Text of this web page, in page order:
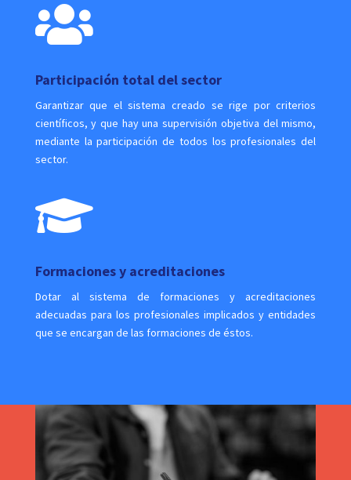

Participación total del sector
Garantizar que el sistema creado se rige por criterios
científicos, y que hay una supervisión objetiva del mismo,
mediante la participación de todos los profesionales del
sector.

Formaciones y acreditaciones
Dotar al sistema de formaciones y acreditaciones
adecuadas para los profesionales implicados y entidades
que se encargan de las formaciones de éstos.